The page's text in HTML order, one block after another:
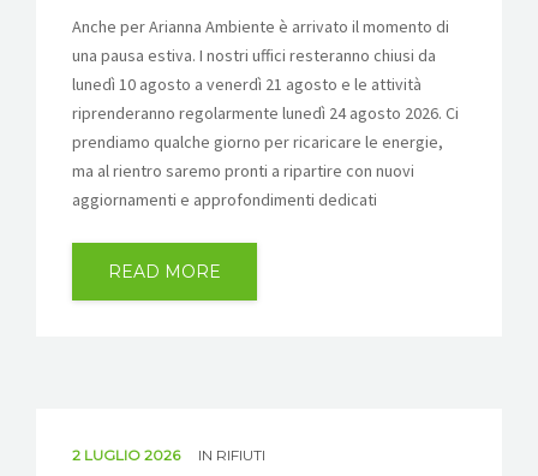
Anche per Arianna Ambiente è arrivato il momento di
una pausa estiva. I nostri uffici resteranno chiusi da
lunedì 10 agosto a venerdì 21 agosto e le attività
riprenderanno regolarmente lunedì 24 agosto 2026. Ci
prendiamo qualche giorno per ricaricare le energie,
ma al rientro saremo pronti a ripartire con nuovi
aggiornamenti e approfondimenti dedicati
READ MORE
2 LUGLIO 2026 IN RIFIUTI